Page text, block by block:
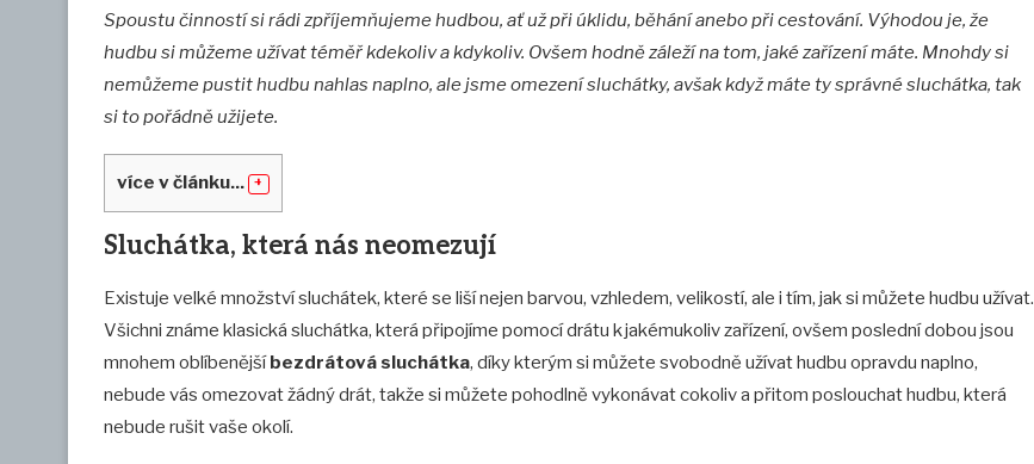
Spoustu činností si rádi zpříjemňujeme hudbou, ať už při úklidu, běhání anebo při cestování. Výhodou je, že
hudbu si můžeme užívat téměř kdekoliv a kdykoliv. Ovšem hodně záleží na tom, jaké zařízení máte. Mnohdysi
nemůžeme pustit hudbu nahlas naplno, ale jsme omezení sluchátky, avšak když máte ty správné sluchátka, tak
si to pořádně užijete.
více v článku...
Sluchátka, která nás neomezují
Existuje velké množství sluchátek, které se liší nejen barvou, vzhledem, velikostí, ale i tím, jak si můžete hudbu užívat.
Všichni známe klasická sluchátka, která připojíme pomocí drátu k jakémukoliv zařízení, ovšem poslední dobou jsou
mnohem oblíbenějšíbezdrátová sluchátka, díky kterým si můžete svobodně užívat hudbu opravdu naplno,
nebude vás omezovat žádný drát, takže si můžete pohodlně vykonávat cokoliv a přitom poslouchat hudbu, která
nebude rušit vaše okolí.